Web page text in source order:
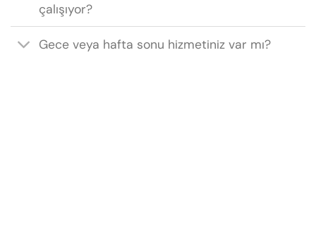
çalışıyor?
Gece veya hafta sonu hizmetiniz var mı?